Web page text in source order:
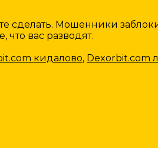
сделать. Мошенники
вас разводят.
кидалово, Dexorbit.com